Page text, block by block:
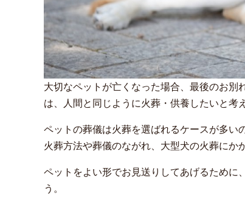
大切なペットが亡くなった場合、最後のお別
は、人間と同じように火葬・供養したいと考
ペットの葬儀は火葬を選ばれるケースが多い
火葬方法や葬儀のながれ、大型犬の火葬にか
ペットをよい形でお見送りしてあげるために
う。